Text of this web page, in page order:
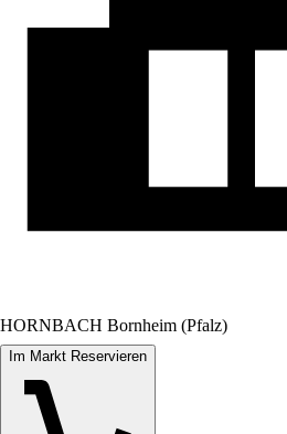
HORNBACH Bornheim (Pfalz)
Im Markt Reservieren